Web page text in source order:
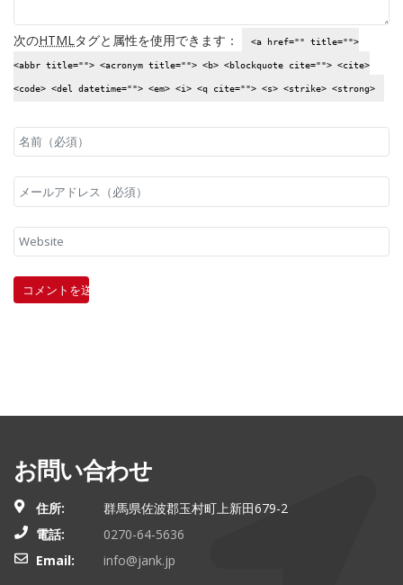
次のHTML タグと属性を使用できます： <a href="" title="">
<abbr title=""> <acronym title=""> <b> <blockquote cite=""> <cite>
<code> <del datetime=""> <em> <i> <q cite=""> <s> <strike> <strong>
お問い合わせ
住所:
群馬県佐波郡玉村町上新田679-2
電話:
0270-64-5636
Email:
info@jank.jp